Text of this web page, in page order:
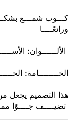
كـــوب شمـــع
ورائعًــــا
الخــــــــامة:
هذا التصميم يجعل